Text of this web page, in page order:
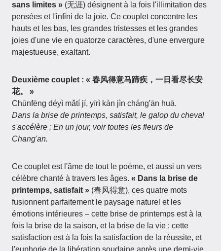
sans limites » (无涯) désignent à la fois l'illimitation des
pensées et l'infini de la joie. Ce couplet concentre les
hauts et les bas, les grandes tristesses et les grandes
joies d'une vie en quatorze caractères, d'une envergure
majestueuse, exaltant.
Deuxième couplet : « 春风得意马蹄疾，一日看尽长安
花。 »
Chūnfēng déyì mǎtí jí, yīrì kàn jìn cháng'ān huā.
Dans la brise de printemps, satisfait, le galop du cheval
s'accélère ; En un jour, voir toutes les fleurs de
Chang'an.
Ce couplet est l'âme de tout le poème, et aussi un vers
célèbre chanté à travers les âges. « Dans la brise de
printemps, satisfait » (春风得意), ces quatre mots
fusionnent parfaitement le paysage naturel et les
émotions intérieures – cette brise de printemps est à la
fois la brise de la saison, et la brise de la vie ; cette
satisfaction est à la fois la satisfaction de la réussite, et
l'euphorie de la libération soudaine après une demi-vie